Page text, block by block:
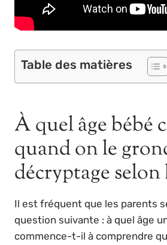
Table des matières
À quel âge bébé
quand on le
décryptage selon
Il est fréquent que les parents
question suivante : à quel âge
commence-t-il à comprendre